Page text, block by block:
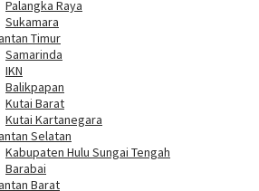
Palangka Raya
Sukamara
Timur
Samarinda
IKN
Balikpapan
Kutai Barat
Kutai Kartanegara
Selatan
Kabupaten Hulu Sungai Tengah
Barabai
Barat